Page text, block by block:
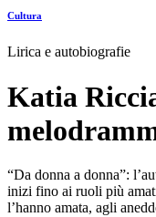
Cultura
Lirica e autobiografie
Katia
“Da donna a donna”:
inizi fino ai ruoli più
l’hanno amata, agli